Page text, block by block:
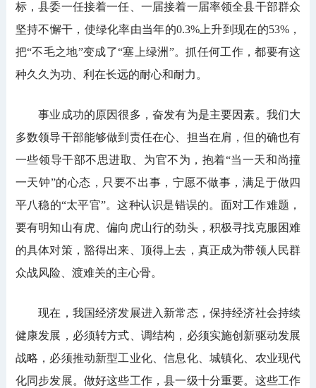
标，县委一任接着一任、一届接着一届率领全县干部群众
坚持不懈干，使绿化率由当年的0.3%上升到现在的53%，
把“不毛之地”变成了“塞上绿洲”。抓任何工作，都要有这
种久久为功、利在长远的耐心和耐力。
事业成功的原因很多，奋发有为是主要因素。我们大
多数领导干部能够做到责任在心、担当在肩，但的确也有
一些领导干部不思进取、为官不为，抱着“当一天和尚撞
一天钟”的心态，只要不出事，宁愿不做事，满足于做四
平八稳的“太平官”。这种认识是错误的。面对工作难题，
要有明知山有虎、偏向虎山行的劲头，积极寻找克服困难
的具体对策，豁得出来、顶得上去，真正成为带领人民群
众战风险、渡难关的主心骨。
现在，我国经济发展进入新常态，保持经济社会持续
健康发展，必须转方式、调结构，必须实施创新驱动发展
战略，必须推动新型工业化、信息化、城镇化、农业现代
化同步发展。做好这些工作，县一级十分重要。这些工作